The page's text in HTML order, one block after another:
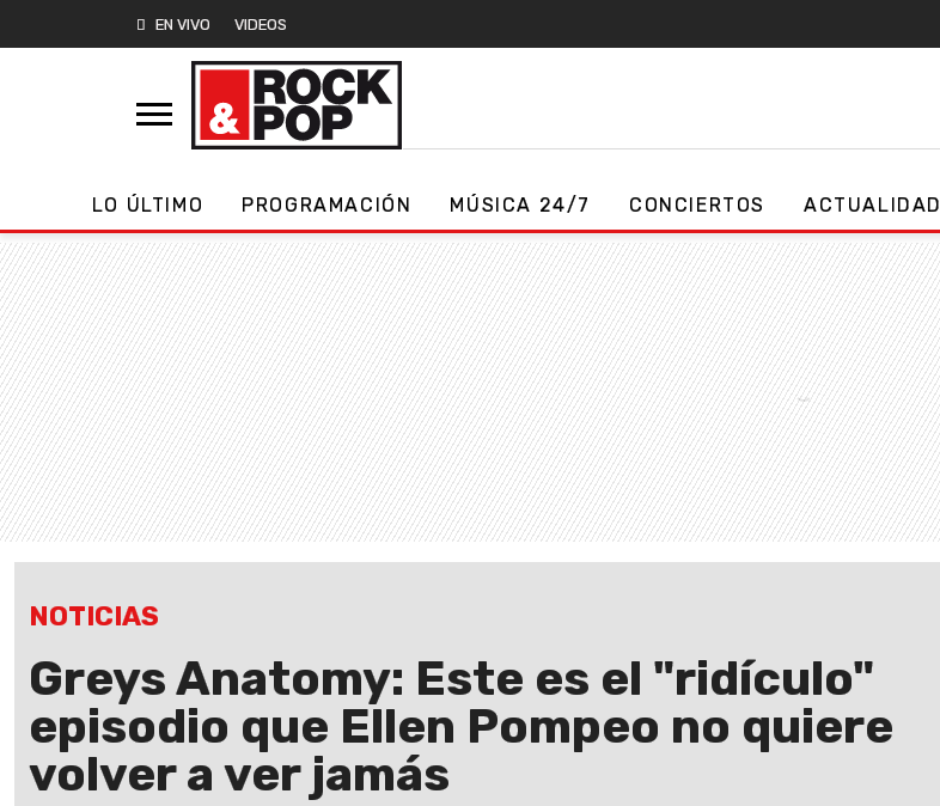
EN VIVO VIDEOS
LO ÚLTIMO PROGRAMACIÓN MÚSICA 24/7 CONCIERTOS ACTUALIDAD
NOTICIAS
Greys Anatomy: Este es el "ridículo"
episodio que Ellen Pompeo no quiere
volver a ver jamás